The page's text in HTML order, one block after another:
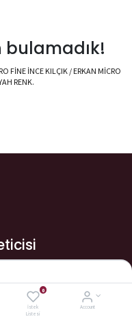
0
İstek
Listesi
Account
FİNE İNCE KILÇIK / ERKAN MİCRO
RENK.